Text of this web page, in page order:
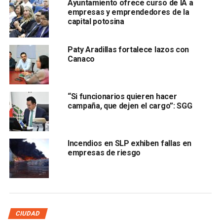
político sería mucho más eficiente.
“Si los gobiernos fueran administrados como
empresas, serían sustancialmente mejores,
empresa está construida con base en lograr
resultados.
ganar la elección siguiente”, detalló.
solamente en mantener sus posiciones y obtener el
triunfo en la siguiente elección
Ayuntamiento ofrece curso de IA a
empresas y emprendedores de la
capital potosina
Paty Aradillas fortalece lazos con
Canaco
“Si funcionarios quieren hacer
campaña, que dejen el cargo”: SGG
Incendios en SLP exhiben fallas en
empresas de riesgo
CIUDAD